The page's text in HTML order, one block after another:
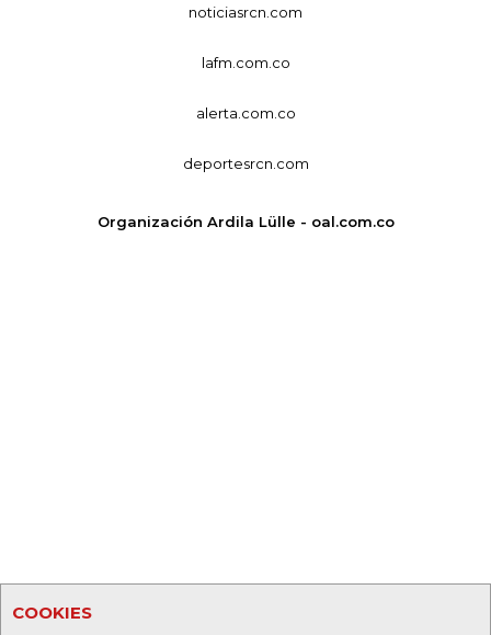
COOKIES
noticiasrcn.com
lafm.com.co
alerta.com.co
deportesrcn.com
Organización Ardila Lülle - oal.com.co